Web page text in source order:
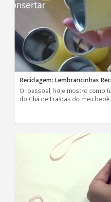
Reciclagem: Lembrancinhas
Oi pessoal, hoje mostro como
do Chá de Fraldas do meu